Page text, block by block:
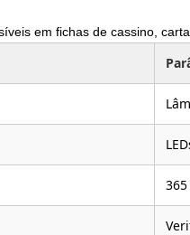
em fichas de cassino,